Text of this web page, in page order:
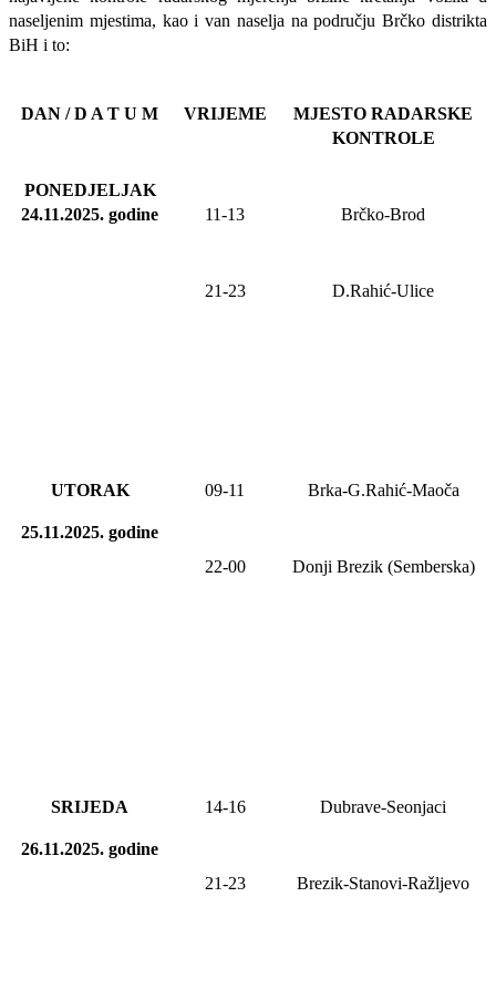
naseljenim mjestima, kao i van naselja na području Brčko distrikta
BiH i to:
DAN / D A T U M VRIJEME
MJESTO RADARSKE
KONTROLE
PONEDJELJAK
24.11.2025. godine 11-13 Brčko-Brod
21-23 D.Rahić-Ulice
UTORAK
25.11.2025. godine
09-11 Brka-G.Rahić-Maoča
22-00 Donji Brezik (Semberska)
SRIJEDA
26.11.2025. godine
14-16 Dubrave-Seonjaci
21-23 Brezik-Stanovi-Ražljevo